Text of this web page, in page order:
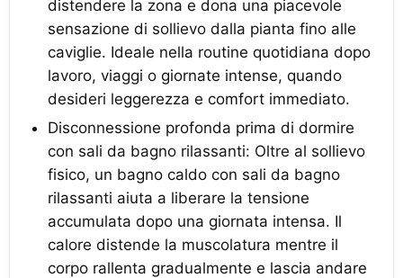
distendere la zona e dona una piacevole
sensazione di sollievo dalla pianta fino alle
caviglie. Ideale nella routine quotidiana dopo
lavoro, viaggi o giornate intense, quando
desideri leggerezza e comfort immediato.
Disconnessione profonda prima di dormire
con sali da bagno rilassanti: Oltre al sollievo
fisico, un bagno caldo con sali da bagno
rilassanti aiuta a liberare la tensione
accumulata dopo una giornata intensa. Il
calore distende la muscolatura mentre il
corpo rallenta gradualmente e lascia andare